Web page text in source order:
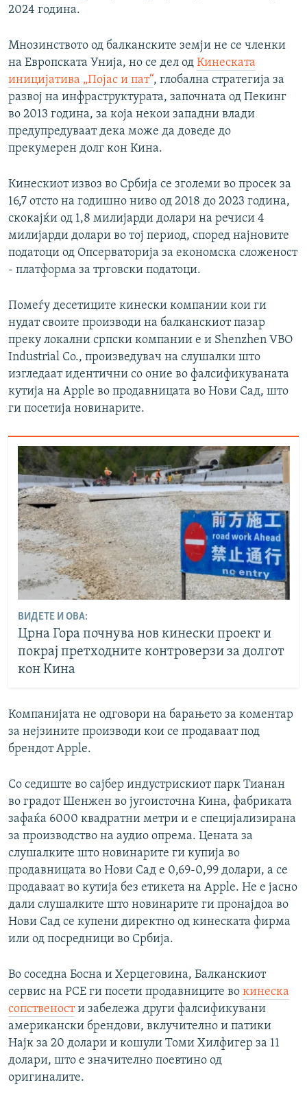
2024 година.
Мнозинството од балканските земји не се членки
на Европската Унија, но се дел од Кинеската
иницијатива „Појас и пат“, глобална стратегија за
развој на инфраструктурата, започната од Пекинг
во 2013 година, за која некои западни влади
предупредуваат дека може да доведе до
прекумерен долг кон Кина.
Кинескиот извоз во Србија се зголеми во просек за
16,7 отсто на годишно ниво од 2018 до 2023 година,
скокајќи од 1,8 милијарди долари на речиси 4
милијарди долари во тој период, според најновите
податоци од Опсерваторија за економска сложеност
- платформа за трговски податоци.
Помеѓу десетиците кинески компании кои ги
нудат своите производи на балканскиот пазар
преку локални српски компании е и Shenzhen VBO
Industrial Co., произведувач на слушалки што
изгледаат идентични со оние во фалсификуваната
кутија на Apple во продавницата во Нови Сад, што
ги посетија новинарите.
ВИДЕТЕ И ОВА:
Црна Гора почнува нов кинески проект и
покрај претходните контроверзи за долгот
кон Кина
Компанијата не одговори на барањето за коментар
за нејзините производи кои се продаваат под
брендот Apple.
Со седиште во сајбер индустрискиот парк Тианан
во градот Шенжен во југоисточна Кина, фабриката
зафаќа 6000 квадратни метри и е специјализирана
за производство на аудио опрема. Цената за
слушалките што новинарите ги купија во
продавницата во Нови Сад е 0,69-0,99 долари, а се
продаваат во кутија без етикета на Apple. Не е јасно
дали слушалките што новинарите ги пронајдоа во
Нови Сад се купени директно од кинеската фирма
или од посредници во Србија.
Во соседна Босна и Херцеговина, Балканскиот
сервис на РСЕ ги посети продавниците во кинеска
сопствености забележа други фалсификувани
американски брендови, вклучително и патики
Најк за 20 долари и кошули Томи Хилфигер за 11
долари, што е значително поевтино од
оригиналите.